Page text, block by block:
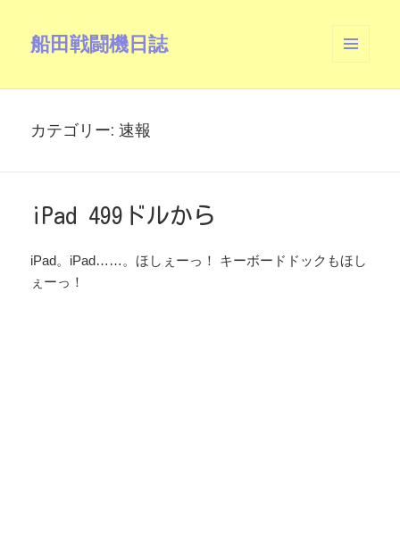
船田戦闘機日誌
ーとウ
カテゴリー:速報
iPad 499ドルから
iPad。iPad……。ほしぇーっ！ キーボードドックもほし
ぇーっ！